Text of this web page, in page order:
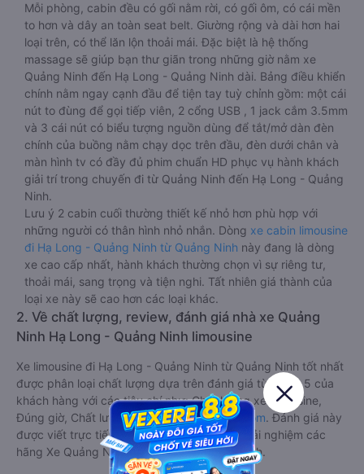
Mỗi phòng, cabin đều có gối nằm rời, có gối ôm, có cái mền
to hơn và dây an toàn seat belt. Giường rộng và dài hơn hai
loại trên, có thể lăn lộn thoải mái. Đặc biệt là hệ thống
massage sẽ giúp bạn thư giãn trong những giờ nằm xe
Quảng Ninh đến Hạ Long - Quảng Ninh dài. Bảng điều khiển
chính nằm ngay cạnh đầu để tiện tay tuỳ chỉnh gồm: một cái
nút to đùng để gọi tiếp viên, 2 cổng USB , 1 jack cắm 3.5mm
và 3 cái nút có biểu tượng nguồn dùng để tắt/mở dàn đèn
chính của buồng nằm chạy dọc trên đầu, đèn dưới chân và
màn hình tv có đầy đủ phim chuẩn HD phục vụ hành khách
giải trí trong chuyến đi từ Quảng Ninh đến Hạ Long - Quảng
Ninh.
Lưu ý 2 cabin cuối thường thiết kế nhỏ hơn phù hợp với
những người có thân hình nhỏ nhắn. Dòng xe cabin limousine
đi Hạ Long - Quảng Ninh từ Quảng Ninh này đang là dòng
xe cao cấp nhất, hành khách thường chọn vì sự riêng tư,
thoải mái, sang trọng và tiện nghi. Tất nhiên giá thành của
loại xe này sẽ cao hơn các loại khác.
2. Về chất lượng, review, đánh giá nhà xe Quảng
Ninh Hạ Long - Quảng Ninh limousine
Xe limousine đi Hạ Long - Quảng Ninh từ Quảng Ninh tốt nhất
được phân loại chất lượng dựa trên đánh giá từ 1 đến 5 của
khách hàng với các tiêu chí như: Chất lượng xe limousine,
Đúng giờ, Chất lượng phục vụ trênVexere.com. Đánh giá này
được viết trực tiếp bởi các khách hàng đã trải nghiệm các
hãng Xe Quảng Ninh đi Hạ Long - Quảng Ninh.